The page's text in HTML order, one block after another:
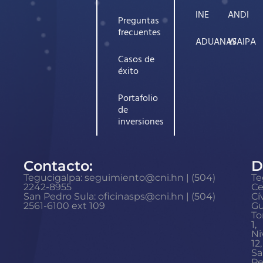
Preguntas
frecuentes
Casos de
éxito
Portafolio
de
inversiones
INE
ADUANAS
ANDI
WAIPA
Contacto:
Tegucigalpa: seguimiento@cni.hn | (504)
2242-8955
San Pedro Sula: oficinasps@cni.hn | (504)
2561-6100 ext 109
1,
12,